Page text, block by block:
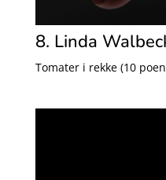
8. Linda
Tomater i rekke (10